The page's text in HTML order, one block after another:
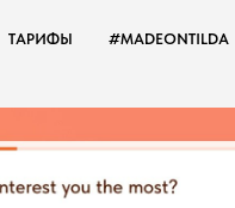
ТАРИФЫ #MADEONTILDA